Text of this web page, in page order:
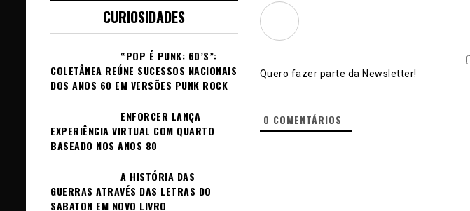
Quero fazer parte da Newsletter!
0 COMENTÁRIOS
CURIOSIDADES
“POP É PUNK: 60’S”:
COLETÂNEA REÚNE SUCESSOS NACIONAIS
DOS ANOS 60 EM VERSÕES PUNK ROCK
ENFORCER LANÇA
EXPERIÊNCIA VIRTUAL COM QUARTO
BASEADO NOS ANOS 80
A HISTÓRIA DAS
GUERRAS ATRAVÉS DAS LETRAS DO
SABATON EM NOVO LIVRO